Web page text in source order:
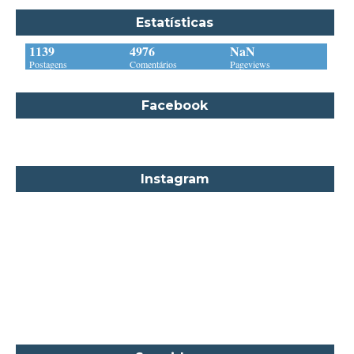
Barbara Delinsky
Barbara Freethy
Barbara Leigh
Blythe Gifford
Brooke e Keith Desserich
Estatísticas
1139
Postagens
4976
Comentários
NaN
Pageviews
Facebook
Instagram